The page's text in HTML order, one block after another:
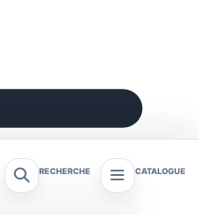
RECHERCHE CATALOGUE